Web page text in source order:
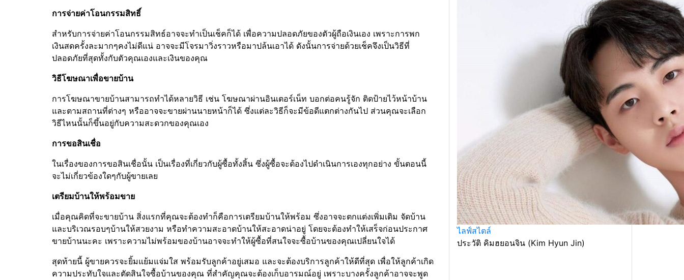
การจ่ายค่าโอนกรรมสิทธิ์
สำหรับการจ่ายค่าโอนกรรมสิทธ์อาจจะทำเป็นเช็คก็ได้ เพื่อความปลอดภัยของตัวผู้ถือเงินเอง เพราะการพก
เงินสดครั้งละมากๆคงไม่ดีแน่ อาจจะมีโจรมาวิ่งราวหรือมาปล้นเอาได้ ดังนั้นการจ่ายด้วยเช็คจึงเป็นวิธีที่
ปลอดภัยที่สุดทั้งกับตัวคุณเองและเงินของคุณ
วิธีโฆษณาเพื่อขายบ้าน
การโฆษณาขายบ้านสามารถทำได้หลายวิธี เช่น โฆษณาผ่านอินเตอร์เน็ท บอกต่อคนรู้จัก ติดป้ายไว้หน้าบ้าน
และตามสถานที่ต่างๆ หรืออาจจะขายผ่านนายหน้าก็ได้ ซึ่งแต่ละวิธีก็จะมีข้อดีแตกต่างกันไป ส่วนคุณจะเลือก
วิธีไหนนั้นก็ขึ้นอยู่กับความสะดวกของคุณเอง
การขอสินเชื่อ
ในเรื่องของการขอสินเชื่อนั้น เป็นเรื่องที่เกี่ยวกับผู้ซื้อทั้งสิ้น ซึ่งผู้ซื้อจะต้องไปดำเนินการเองทุกอย่าง ขั้นตอนนี้
จะไม่เกี่ยวข้องใดๆกับผู้ขายเลย
เตรียมบ้านให้พร้อมขาย
เมื่อคุณคิดที่จะขายบ้าน สิ่งแรกที่คุณจะต้องทำก็คือการเตรียมบ้านให้พร้อม ซึ่งอาจจะตกแต่งเพิ่มเติม จัดบ้าน
และบริเวณรอบๆบ้านให้สวยงาม หรือทำความสะอาดบ้านให้สะอาดน่าอยู่ โดยจะต้องทำให้เสร็จก่อนประกาศ
ขายบ้านนะคะ เพราะความไม่พร้อมของบ้านอาจจะทำให้ผู้ซื้อที่สนใจจะซื้อบ้านของคุณเปลี่ยนใจได้
สุดท้ายนี้ ผู้ขายควรจะยิ้มแย้มแจ่มใส พร้อมรับลูกค้าอยู่เสมอ และจะต้องบริการลูกค้าให้ดีที่สุด เพื่อให้ลูกค้าเกิด
ความประทับใจและตัดสินใจซื้อบ้านของคุณ ที่สำคัญคุณจะต้องเก็บอารมณ์อยู่ เพราะบางครั้งลูกค้าอาจจะพูด
ไลฟ์สไตล์
ประวัติ คิมฮยอนจิน (Kim Hyun Jin)